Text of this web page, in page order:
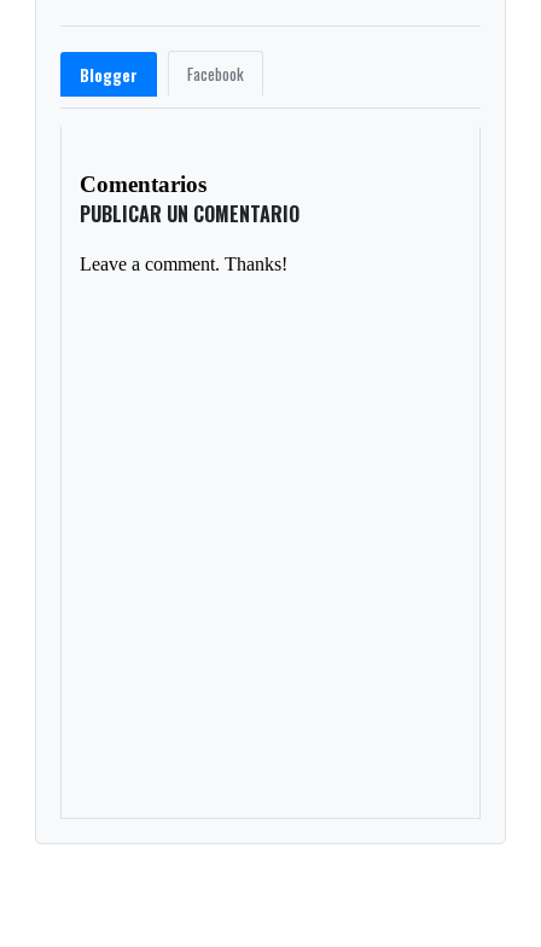
Blogger Facebook
Comentarios
PUBLICAR UN COMENTARIO
Leave a comment. Thanks!